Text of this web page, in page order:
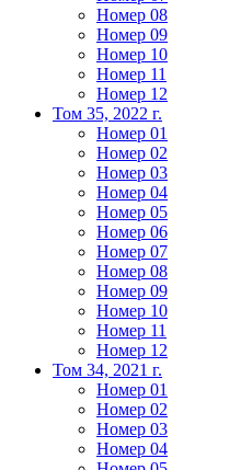
Номер 08
Номер 09
Номер 10
Номер 11
Номер 12
Том 35, 2022 г.
Номер 01
Номер 02
Номер 03
Номер 04
Номер 05
Номер 06
Номер 07
Номер 08
Номер 09
Номер 10
Номер 11
Номер 12
Том 34, 2021 г.
Номер 01
Номер 02
Номер 03
Номер 04